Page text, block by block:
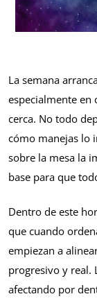
La semana
especialmente en
cerca. No todo
cómo manejas lo
sobre la mesa la
base para que
Dentro de este
que cuando
empiezan a
progresivo y real.
afectando por